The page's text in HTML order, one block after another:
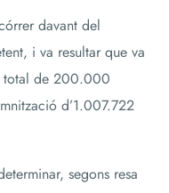
davant del
i va resultar que va
total de 200.000
d’1.007.722
segons resa